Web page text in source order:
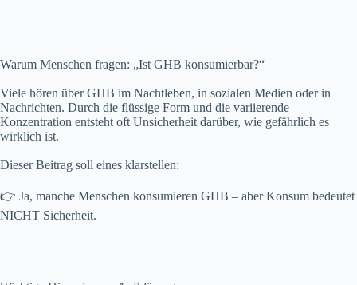
Warum Menschen fragen: „Ist GHB konsumierbar?“
Viele hören über GHB im Nachtleben, in sozialen Medien oder in
Nachrichten. Durch die flüssige Form und die variierende
Konzentration entsteht oft Unsicherheit darüber, wie gefährlich es
wirklich ist.
Dieser Beitrag soll eines klarstellen:
👉 Ja, manche Menschen konsumieren GHB – aber Konsum bedeutet
NICHT Sicherheit.